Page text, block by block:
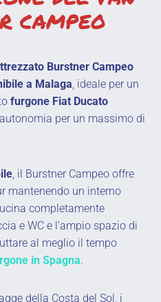
CAMPEO
Burstner Campeo
a Malaga , ideale per un
furgone Fiat Ducato
per un massimo di
, il Burstner Campeo offre
mantenendo un interno
completamente
e WC e l’ampio spazio di
al meglio il tempo
in Spagna.
della Costa del Sol, i